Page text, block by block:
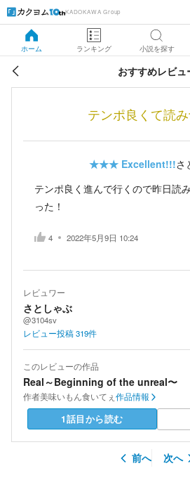
KADOKAWA Group
ホーム ランキング 小説を探す
おすすめレビュ
テンポ良くて読
★★★ Excellent!!!さ
テンポ良く進んで行くので昨日読
った！
4 2022年5月9日 10:24
レビュワー
さとしゃぶ
@3104sv
レビュー投稿319件
このレビューの作品
Real～Beginning of the unreal〜
作者美味いもん食いてぇ 作品情報
1話目から読む
前へ 次へ